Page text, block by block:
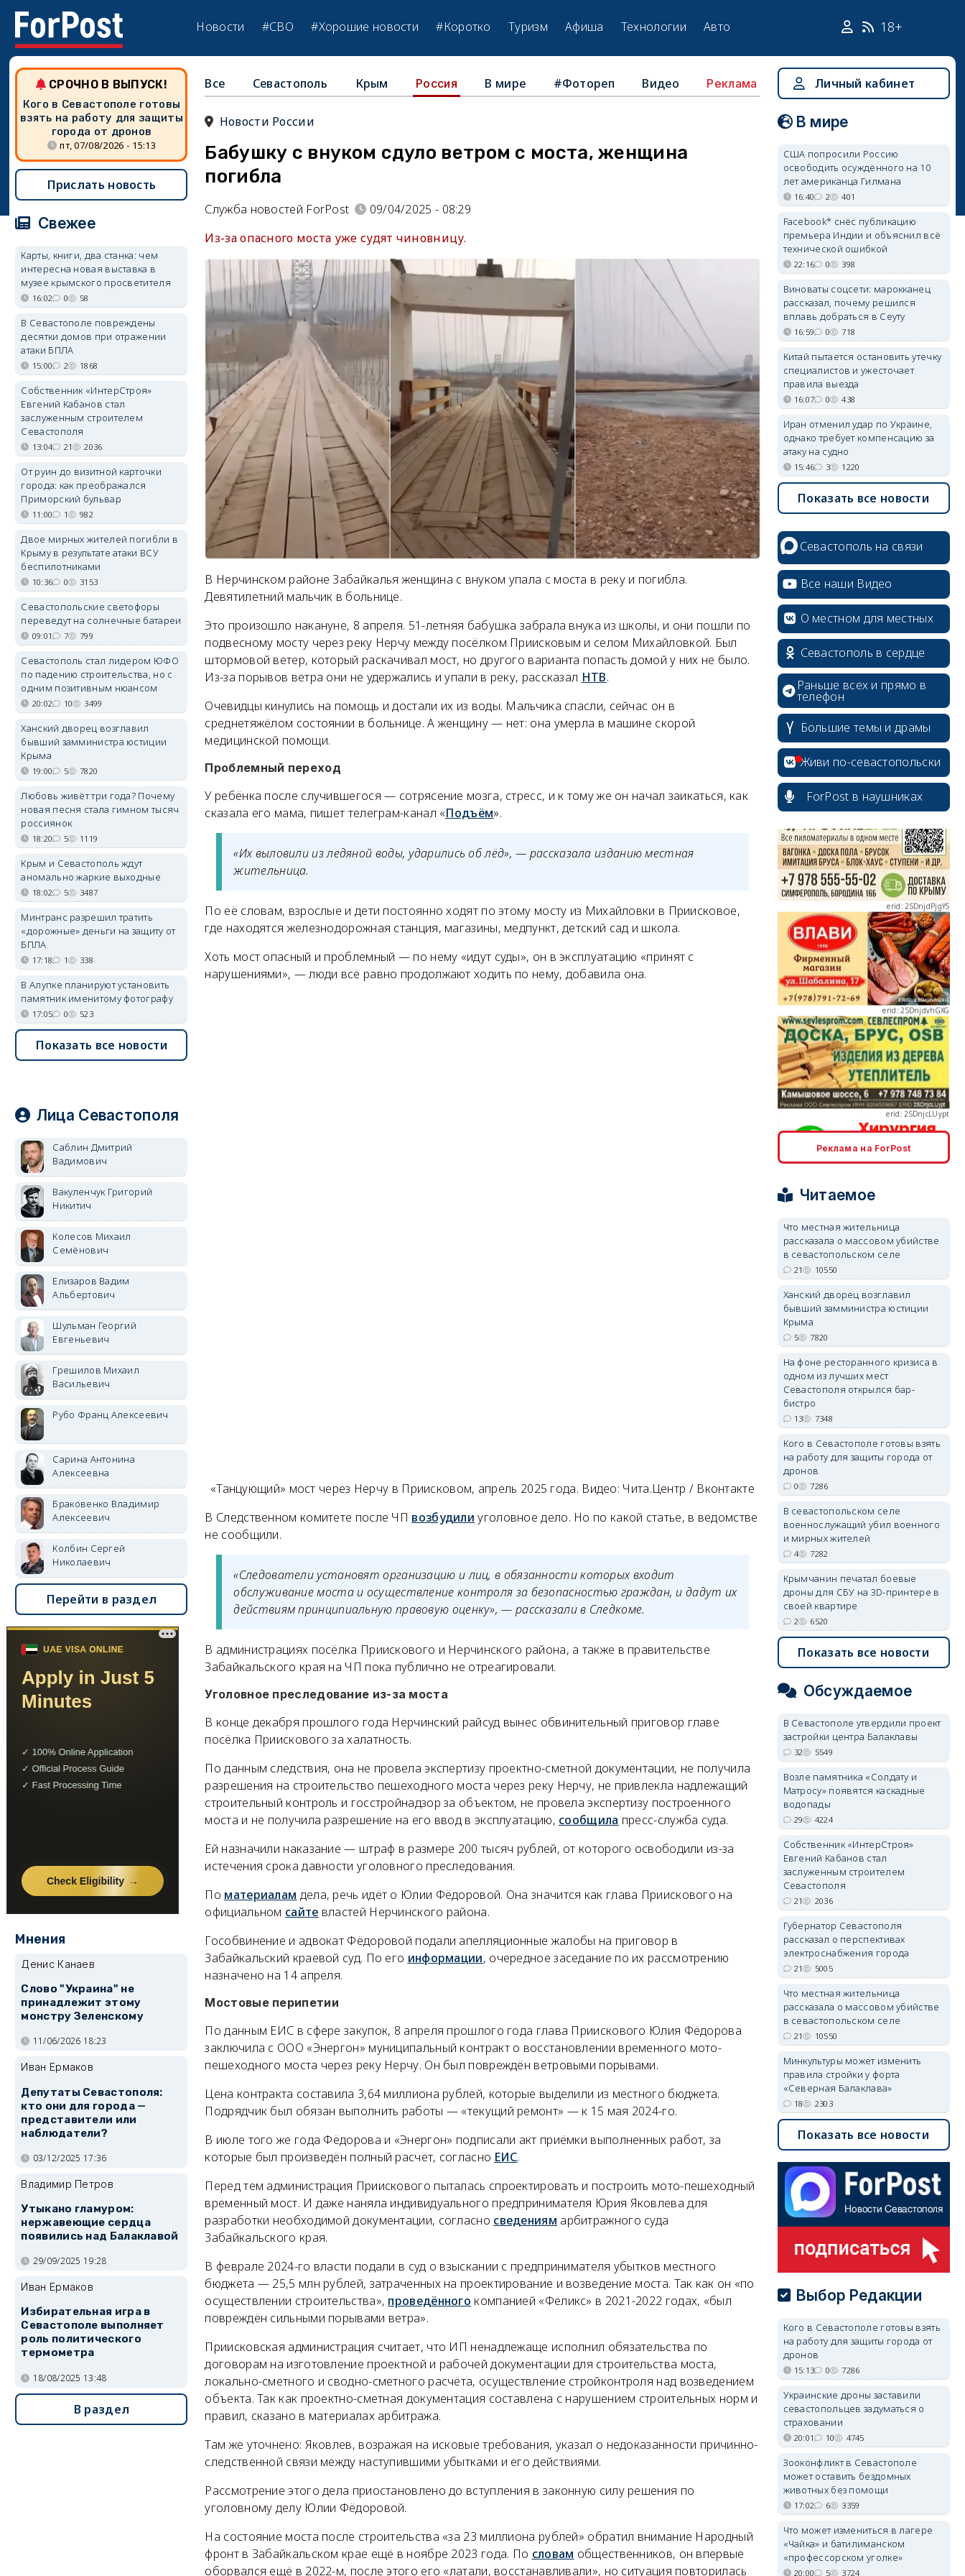
Новости #СВО #Хорошие новости #Коротко Туризм Афиша Технологии Авто 18+
Все Севастополь Крым Россия В мире #Фотореп Видео Реклама
Новости России
Бабушку с внуком сдуло ветром с моста, женщина
погибла
Служба новостей ForPost
09/04/2025 - 08:29
Из-за опасного моста уже судят чиновницу.
В Нерчинском районе Забайкалья женщина с внуком упала с моста в реку и погибла.
Девятилетний мальчик в больнице.
Это произошло накануне, 8 апреля. 51-летняя бабушка забрала внука из школы, и они пошли по
подвесному мосту через реку Нерчу между посёлком Приисковым и селом Михайловкой. Был
штормовой ветер, который раскачивал мост, но другого варианта попасть домой у них не было.
Из-за порывов ветра они не удержались и упали в реку, рассказал НТВ.
Очевидцы кинулись на помощь и достали их из воды. Мальчика спасли, сейчас он в
среднетяжёлом состоянии в больнице. А женщину — нет: она умерла в машине скорой
медицинской помощи.
Проблемный переход
У ребёнка после случившегося — сотрясение мозга, стресс, и к тому же он начал заикаться, как
сказала его мама, пишет телеграм-канал «Подъём».
«Их выловили из ледяной воды, ударились об лёд», — рассказала изданию местная
жительница.
По её словам, взрослые и дети постоянно ходят по этому мосту из Михайловки в Приисковое,
где находятся железнодорожная станция, магазины, медпункт, детский сад и школа.
Хоть мост опасный и проблемный — по нему «идут суды», он в эксплуатацию «принят с
нарушениями», — люди всё равно продолжают ходить по нему, добавила она.
«Танцующий» мост через Нерчу в Приисковом, апрель 2025 года. Видео: Чита.Центр / Вконтакте
В Следственном комитете после ЧП возбудили уголовное дело. Но по какой статье, в ведомстве
не сообщили.
«Следователи установят организацию и лиц, в обязанности которых входит
обслуживание моста и осуществление контроля за безопасностью граждан, и дадут их
действиям принципиальную правовую оценку», — рассказали в Следкоме.
В администрациях посёлка Приискового и Нерчинского района, а также в правительстве
Забайкальского края на ЧП пока публично не отреагировали.
Уголовное преследование из-за моста
В конце декабря прошлого года Нерчинский райсуд вынес обвинительный приговор главе
посёлка Приискового за халатность.
По данным следствия, она не провела экспертизу проектно-сметной документации, не получила
разрешения на строительство пешеходного моста через реку Нерчу, не привлекла надлежащий
строительный контроль и госстройнадзор за объектом, не провела экспертизу построенного
моста и не получила разрешение на его ввод в эксплуатацию, сообщила пресс-служба суда.
Ей назначили наказание — штраф в размере 200 тысяч рублей, от которого освободили из-за
истечения срока давности уголовного преследования.
По материалам дела, речь идёт о Юлии Фёдоровой. Она значится как глава Приискового на
официальном сайте властей Нерчинского района.
Гособвинение и адвокат Фёдоровой подали апелляционные жалобы на приговор в
Забайкальский краевой суд. По его информации, очередное заседание по их рассмотрению
назначено на 14 апреля.
Мостовые перипетии
По данным ЕИС в сфере закупок, 8 апреля прошлого года глава Приискового Юлия Фёдорова
заключила с ООО «Энергон» муниципальный контракт о восстановлении временного мото-
пешеходного моста через реку Нерчу. Он был повреждён ветровыми порывами.
Цена контракта составила 3,64 миллиона рублей, которые выделили из местного бюджета.
Подрядчик был обязан выполнить работы — «текущий ремонт» — к 15 мая 2024-го.
В июле того же года Фёдорова и «Энергон» подписали акт приёмки выполненных работ, за
которые был произведён полный расчёт, согласно ЕИС.
Перед тем администрация Приискового пыталась спроектировать и построить мото-пешеходный
временный мост. И даже наняла индивидуального предпринимателя Юрия Яковлева для
разработки необходимой документации, согласно сведениям арбитражного суда
Забайкальского края.
В феврале 2024-го власти подали в суд о взыскании с предпринимателя убытков местного
бюджета — 25,5 млн рублей, затраченных на проектирование и возведение моста. Так как он «по
осуществлении строительства», проведённого компанией «Феликс» в 2021-2022 годах, «был
повреждён сильными порывами ветра».
Приисковская администрация считает, что ИП ненадлежаще исполнил обязательства по
договорам на изготовление проектной и рабочей документации для строительства моста,
локально-сметного и сводно-сметного расчёта, осуществление стройконтроля над возведением
объекта. Так как проектно-сметная документация составлена с нарушением строительных норм и
правил, сказано в материалах арбитража.
Там же уточнено: Яковлев, возражая на исковые требования, указал о недоказанности причинно-
следственной связи между наступившими убытками и его действиями.
Рассмотрение этого дела приостановлено до вступления в законную силу решения по
уголовному делу Юлии Фёдоровой.
На состояние моста после строительства «за 23 миллиона рублей» обратил внимание Народный
фронт в Забайкальском крае ещё в ноябре 2023 года. По словам общественников, он впервые
оборвался ещё в 2022-м, после этого его «латали, восстанавливали», но ситуация повторилась
СРОЧНО В ВЫПУСК!
Кого в Севастополе готовы
взять на работу для защиты
города от дронов
пт, 07/08/2026 - 15:13
Прислать новость
Свежее
Карты, книги, два станка: чем
интересна новая выставка в
музее крымского просветителя
16:02 0 58
В Севастополе повреждены
десятки домов при отражении
атаки БПЛА
15:00 2 1868
Собственник «ИнтерСтроя»
Евгений Кабанов стал
заслуженным строителем
Севастополя
13:04 21 2036
От руин до визитной карточки
города: как преображался
Приморский бульвар
11:00 1 982
Двое мирных жителей погибли в
Крыму в результате атаки ВСУ
беспилотниками
10:36 0 3153
Севастопольские светофоры
переведут на солнечные батареи
09:01 7 799
Севастополь стал лидером ЮФО
по падению строительства, но с
одним позитивным нюансом
20:02 10 3499
Ханский дворец возглавил
бывший замминистра юстиции
Крыма
19:00 5 7820
Любовь живёт три года? Почему
новая песня стала гимном тысяч
россиянок
18:20 5 1119
Крым и Севастополь ждут
аномально жаркие выходные
18:02 5 3487
Минтранс разрешил тратить
«дорожные» деньги на защиту от
БПЛА
17:18 1 338
В Алупке планируют установить
памятник именитому фотографу
17:05 0 523
Показать все новости
Лица Севастополя
Саблин Дмитрий
Вадимович
Вакуленчук Григорий
Никитич
Колесов Михаил
Семёнович
Елизаров Вадим
Альбертович
Шульман Георгий
Евгеньевич
Грешилов Михаил
Васильевич
Рубо Франц Алексеевич
Сарина Антонина
Алексеевна
Браковенко Владимир
Алексеевич
Колбин Сергей
Николаевич
Перейти в раздел
Мнения
Денис Канаев
Слово "Украина" не
принадлежит этому
монстру Зеленскому
11/06/2026 18:23
Иван Ермаков
Депутаты Севастополя:
кто они для города —
представители или
наблюдатели?
03/12/2025 17:36
Владимир Петров
Утыкано гламуром:
нержавеющие сердца
появились над Балаклавой
29/09/2025 19:28
Иван Ермаков
Избирательная игра в
Севастополе выполняет
роль политического
термометра
18/08/2025 13:48
В раздел
Личный кабинет
В мире
США попросили Россию
освободить осуждённого на 10
лет американца Гилмана
16:40 2 401
Facebook* снёс публикацию
премьера Индии и объяснил всё
технической ошибкой
22:16 0 398
Виноваты соцсети: марокканец
рассказал, почему решился
вплавь добраться в Сеуту
16:59 0 718
Китай пытается остановить утечку
специалистов и ужесточает
правила выезда
16:07 0 438
Иран отменил удар по Украине,
однако требует компенсацию за
атаку на судно
15:46 3 1220
Показать все новости
Севастополь на связи
Все наши Видео
О местном для местных
Севастополь в сердце
Раньше всех и прямо в
телефон
Большие темы и драмы
Живи по-севастопольски
ForPost в наушниках
erid: 2SDnjcrDNw6
erid: 2SDnjdPjgYS
erid: 2SDnjdvhGXG
erid: 2SDnjcLUypt
erid: 2SDnjcrDNw6
erid: 2SDnjdvhGXG
Реклама на ForPost
Читаемое
Что местная жительница
рассказала о массовом убийстве
в севастопольском селе
21 10550
Ханский дворец возглавил
бывший замминистра юстиции
Крыма
5 7820
На фоне ресторанного кризиса в
одном из лучших мест
Севастополя открылся бар-
бистро
13 7348
Кого в Севастополе готовы взять
на работу для защиты города от
дронов
0 7286
В севастопольском селе
военнослужащий убил военного
и мирных жителей
4 7282
Крымчанин печатал боевые
дроны для СБУ на 3D-принтере в
своей квартире
2 6520
Показать все новости
Обсуждаемое
В Севастополе утвердили проект
застройки центра Балаклавы
32 5549
Возле памятника «Солдату и
Матросу» появятся каскадные
водопады
29 4224
Собственник «ИнтерСтроя»
Евгений Кабанов стал
заслуженным строителем
Севастополя
21 2036
Губернатор Севастополя
рассказал о перспективах
электроснабжения города
21 5005
Что местная жительница
рассказала о массовом убийстве
в севастопольском селе
21 10550
Минкультуры может изменить
правила стройки у форта
«Северная Балаклава»
18 2303
Показать все новости
Выбор Редакции
Кого в Севастополе готовы взять
на работу для защиты города от
дронов
15:13 0 7286
Украинские дроны заставили
севастопольцев задуматься о
страховании
20:01 10 4745
Зооконфликт в Севастополе
может оставить бездомных
животных без помощи
17:02 6 3359
Что может измениться в лагере
«Чайка» и батилиманском
«профессорском уголке»
20:00 5 3724